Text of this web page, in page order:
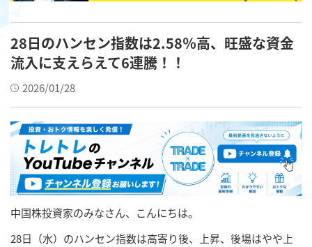
28日のハンセン指数は2.58％高、旺盛な資金
流入に支えらえて6連騰！！
2026/01/28
中国株投資家のみなさん、こんにちは。
28日（水）のハンセン指数は高寄り後、上昇、後場はやや上